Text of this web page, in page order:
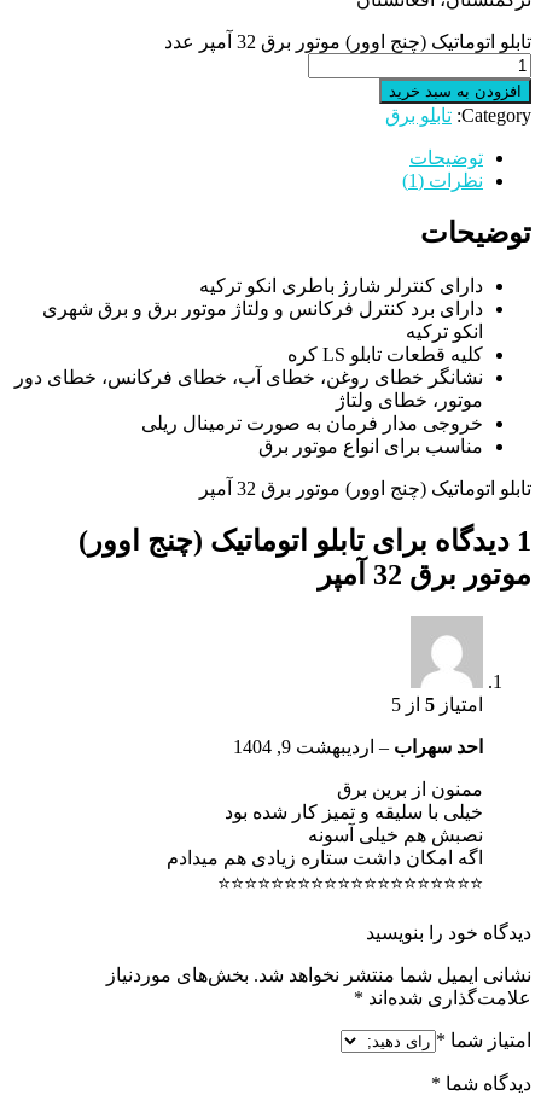
تابلو اتوماتیک (چنج اوور) موتور برق 32 آمپر عدد
افزودن به سبد خرید
Category: تابلو برق
توضیحات
نظرات (1)
توضیحات
دارای کنترلر شارژ باطری انکو ترکیه
دارای برد کنترل فرکانس و ولتاژ موتور برق و برق شهری
انکو ترکیه
کلیه قطعات تابلو LS کره
نشانگر خطای روغن، خطای آب، خطای فرکانس، خطای دور
موتور، خطای ولتاژ
خروجی مدار فرمان به صورت ترمینال ریلی
مناسب برای انواع موتور برق
تابلو اتوماتیک (چنج اوور) موتور برق 32 آمپر
1 دیدگاه برای
تابلو اتوماتیک (چنج اوور)
موتور برق 32 آمپر
امتیاز 5 از 5
احد سهراب – اردیبهشت 9, 1404
ممنون از برین برق
خیلی با سلیقه و تمیز کار شده بود
نصبش هم خیلی آسونه
اگه امکان داشت ستاره زیادی هم میدادم
⭐⭐⭐⭐⭐⭐⭐⭐⭐⭐⭐⭐⭐⭐⭐⭐⭐⭐⭐⭐
دیدگاه خود را بنویسید
نشانی ایمیل شما منتشر نخواهد شد. بخش‌های موردنیاز
علامت‌گذاری شده‌اند *
امتیاز شما *
دیدگاه شما *